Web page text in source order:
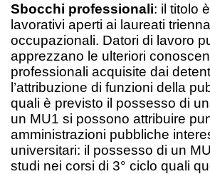
Sbocchi professionali: il titolo
lavorativi aperti ai laureati
occupazionali. Datori di lavoro
apprezzano le ulteriori
professionali acquisite dai
l’attribuzione di funzioni della
quali è previsto il possesso di
un MU1 si possono attribuire
amministrazioni pubbliche
universitari: il possesso di un
studi nei corsi di 3° ciclo quali